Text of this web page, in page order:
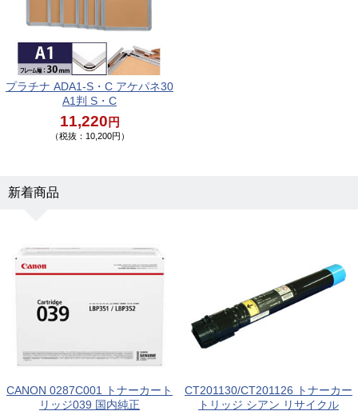
プラチナ ADA1-S・C アケパネ30
A1判 S・C
11,220 円
（税抜：10,200円）
新着商品
CANON 0287C001 トナーカート
リッジ039 国内純正
CT201130/CT201126 トナーカー
トリッジ シアン リサイクル